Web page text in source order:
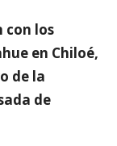
con los
en Chiloé,
de la
de